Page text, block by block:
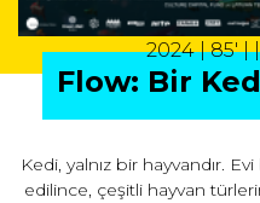
2024 | 85' |
Flow: Bir
Kedi, yalnız bir hayvandır.
edilince, çeşitli hayvan